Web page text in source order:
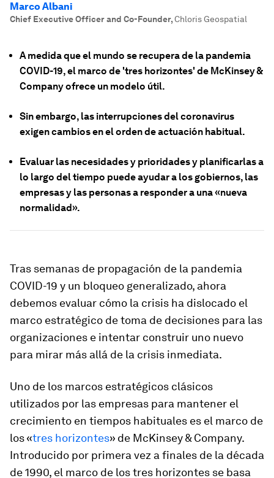
Marco Albani
Chief Executive Officer and Co-Founder,Chloris Geospatial
A medida que el mundo se recupera de la pandemia
COVID-19, el marco de 'tres horizontes' de McKinsey &
Company ofrece un modelo útil.
Sin embargo, las interrupciones del coronavirus
exigen cambios en el orden de actuación habitual.
Evaluar las necesidades y prioridades y planificarlas a
lo largo del tiempo puede ayudar a los gobiernos, las
empresas y las personas a responder a una «nueva
normalidad».
Tras semanas de propagación de la pandemia
COVID-19 y un bloqueo generalizado, ahora
debemos evaluar cómo la crisis ha dislocado el
marco estratégico de toma de decisiones para las
organizaciones e intentar construir uno nuevo
para mirar más allá de la crisis inmediata.
Uno de los marcos estratégicos clásicos
utilizados por las empresas para mantener el
crecimiento en tiempos habituales es el marco de
los «tres horizontes» de McKinsey & Company.
Introducido por primera vez a finales de la década
de 1990, el marco de los tres horizontes se basa